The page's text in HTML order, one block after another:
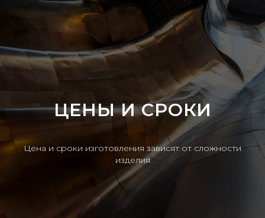
ЦЕНЫ И СРОКИ
Цена и сроки изготовления зависят от сложности
изделия